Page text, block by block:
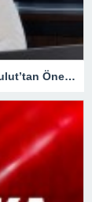
İş Dünyasına Sicil Affı Şart! İş İnsanı Hasan Bulut’tan Önemli Çağrı.